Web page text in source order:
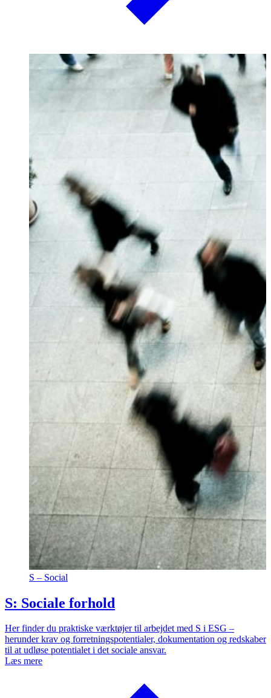
S – Social
S: Sociale forhold
Her finder du praktiske værktøjer til arbejdet med S i ESG –
herunder krav og forretningspotentialer, dokumentation og redskaber
til at udløse potentialet i det sociale ansvar.
Læs mere